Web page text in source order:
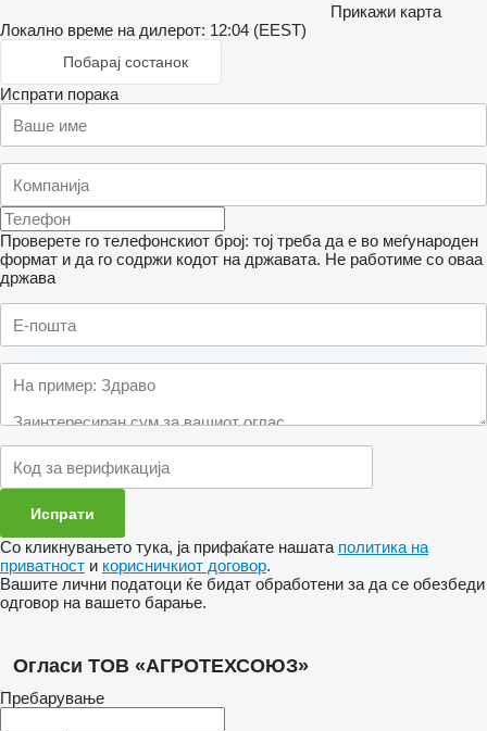
Прикажи карта
Локално време на дилерот: 12:04 (EEST)
Побарај состанок
Испрати порака
Проверете го телефонскиот број: тој треба да е во меѓународен
формат и да го содржи кодот на државата. Не работиме со оваа
држава
Со кликнувањето тука, ја прифаќате нашата политика на
приватност и корисничкиот договор.
Вашите лични податоци ќе бидат обработени за да се обезбеди
одговор на вашето барање.
Огласи ТОВ «АГРОТЕХСОЮЗ»
Пребарување